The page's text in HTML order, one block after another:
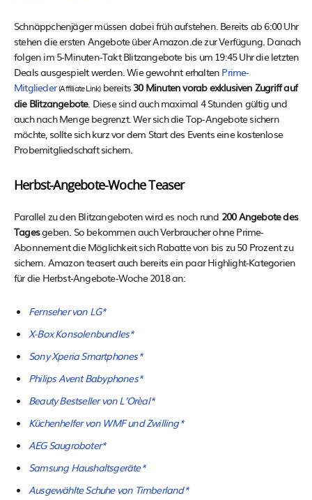
Schnäppchenjäger müssen dabei früh aufstehen. Bereits ab 6:00 Uhr
stehen die ersten Angebote über Amazon.de zur Verfügung. Danach
folgen im 5-Minuten-Takt Blitzangebote bis um 19:45 Uhr die letzten
Deals ausgespielt werden. Wie gewohnt erhalten Prime-
Mitglieder (Affiliate Link)bereits 30 Minuten vorab exklusiven Zugriff auf
die Blitzangebote. Diese sind auch maximal 4 Stunden gültig und
auch nach Menge begrenzt. Wer sich die Top-Angebote sichern
möchte, sollte sich kurz vor dem Start des Events eine kostenlose
Probemitgliedschaft sichern.
Herbst-Angebote-Woche Teaser
Parallel zu den Blitzangeboten wird es noch rund 200 Angebote des
Tagesgeben. So bekommen auch Verbraucher ohne Prime-
Abonnement die Möglichkeit sich Rabatte von bis zu 50 Prozent zu
sichern. Amazon teasert auch bereits ein paar Highlight-Kategorien
für die Herbst-Angebote-Woche 2018 an:
Fernseher von LG*
X-Box Konsolenbundles*
Sony Xperia Smartphones*
Philips Avent Babyphones*
Beauty Bestseller von L’Orèal*
Küchenhelfer von WMF und Zwilling*
AEG Saugroboter*
Samsung Haushaltsgeräte*
Ausgewählte Schuhe von Timberland*